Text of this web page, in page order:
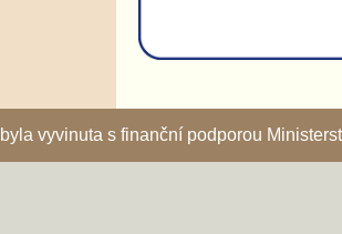
vyvinuta s finanční podporou